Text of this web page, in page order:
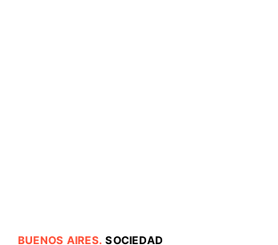
BUENOS AIRES.SOCIEDAD